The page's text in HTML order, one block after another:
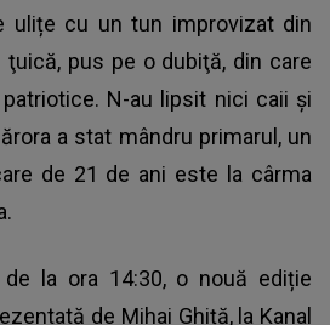
ulițe cu un tun improvizat din
ţuică, pus pe o dubiţă, din care
N-au lipsit nici caii și
a stat mândru primarul, un
de 21 de ani este la cârma
la ora 14:30, o nouă ediție
de Mihai Ghiță, la Kanal